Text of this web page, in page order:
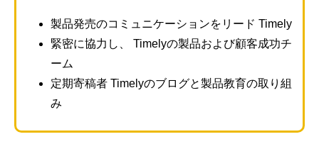
製品発売のコミュニケーションをリード Timely
緊密に協力し、 Timelyの製品および顧客成功チ
ーム
定期寄稿者 Timelyのブログと製品教育の取り組
み